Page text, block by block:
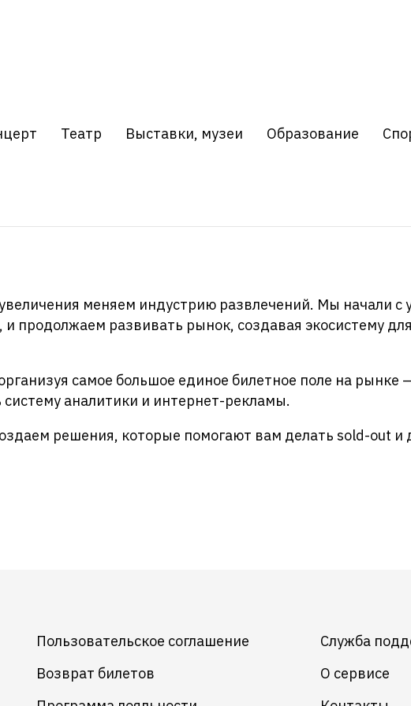
Театр Выставки, музеи Образование
меняем индустрию развлечений. Мы начали с
и продолжаем развивать рынок, создавая экосистему
самое большое единое билетное поле на рынке
аналитики и интернет-рекламы.
решения, которые помогают вам делать sold-out
Пользовательское соглашение
Возврат билетов
Служба
О сервисе